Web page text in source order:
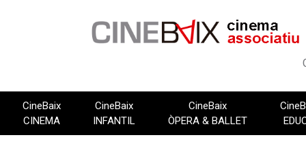
CineBaix
CINEMA
CineBaix
INFANTIL
CineBaix
ÒPERA & BALLET